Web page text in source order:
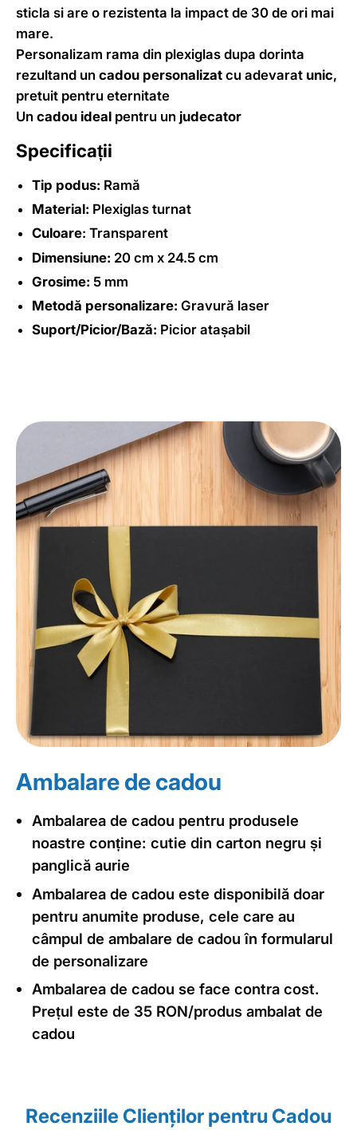
sticla si are o rezistenta la impact de 30 de ori mai
mare.
Personalizam rama din plexiglas dupa dorinta
rezultand un cadou personalizat cu adevarat unic,
pretuit pentru eternitate
Un cadou ideal pentru un judecator
Specificații
Tip podus: Ramă
Material: Plexiglas turnat
Culoare: Transparent
Dimensiune: 20 cm x 24.5 cm
Grosime: 5 mm
Metodă personalizare: Gravură laser
Suport/Picior/Bază: Picior atașabil
Ambalare de cadou
Ambalarea de cadou pentru produsele
noastre conține: cutie din carton negru și
panglică aurie
Ambalarea de cadou este disponibilă doar
pentru anumite produse, cele care au
câmpul de ambalare de cadou în formularul
de personalizare
Ambalarea de cadou se face contra cost.
Prețul este de 35 RON/produs ambalat de
cadou
Recenziile Clienţilor pentru Cadou